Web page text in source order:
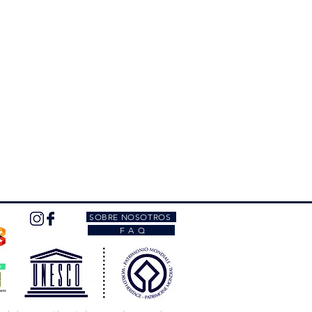
SOBRE NOSOTROS
F A Q